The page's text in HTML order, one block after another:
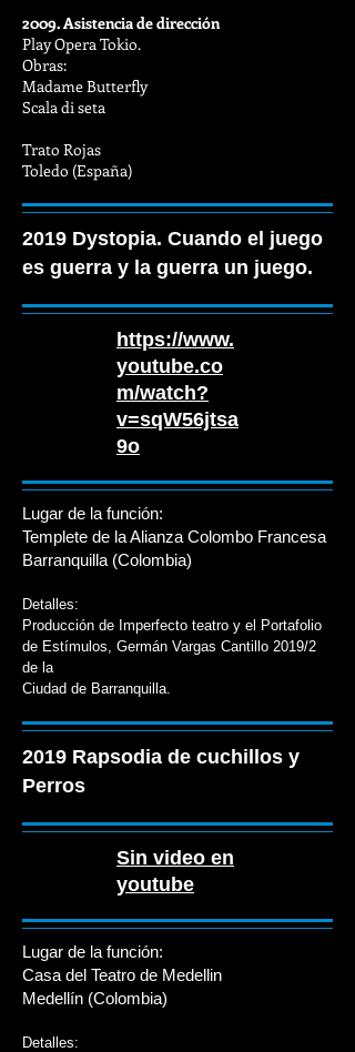
2009. Asistencia de dirección
Play Opera Tokio.
Obras:
Madame Butterfly
Scala di seta
Trato Rojas
Toledo (España)
2019 Dystopia. Cuando el juego
es guerra y la guerra un juego.
https://www.
youtube.co
m/watch?
v=sqW56jtsa
9o
Lugar de la función:
Templete de la Alianza Colombo Francesa
Barranquilla (Colombia)
Detalles:
Producción de Imperfecto teatro y el Portafolio
de Estímulos, Germán Vargas Cantillo 2019/2
de la
Ciudad de Barranquilla.
2019 Rapsodia de cuchillos y
Perros
Sin video en
youtube
Lugar de la función:
Casa del Teatro de Medellin
Medellín (Colombia)
Detalles: